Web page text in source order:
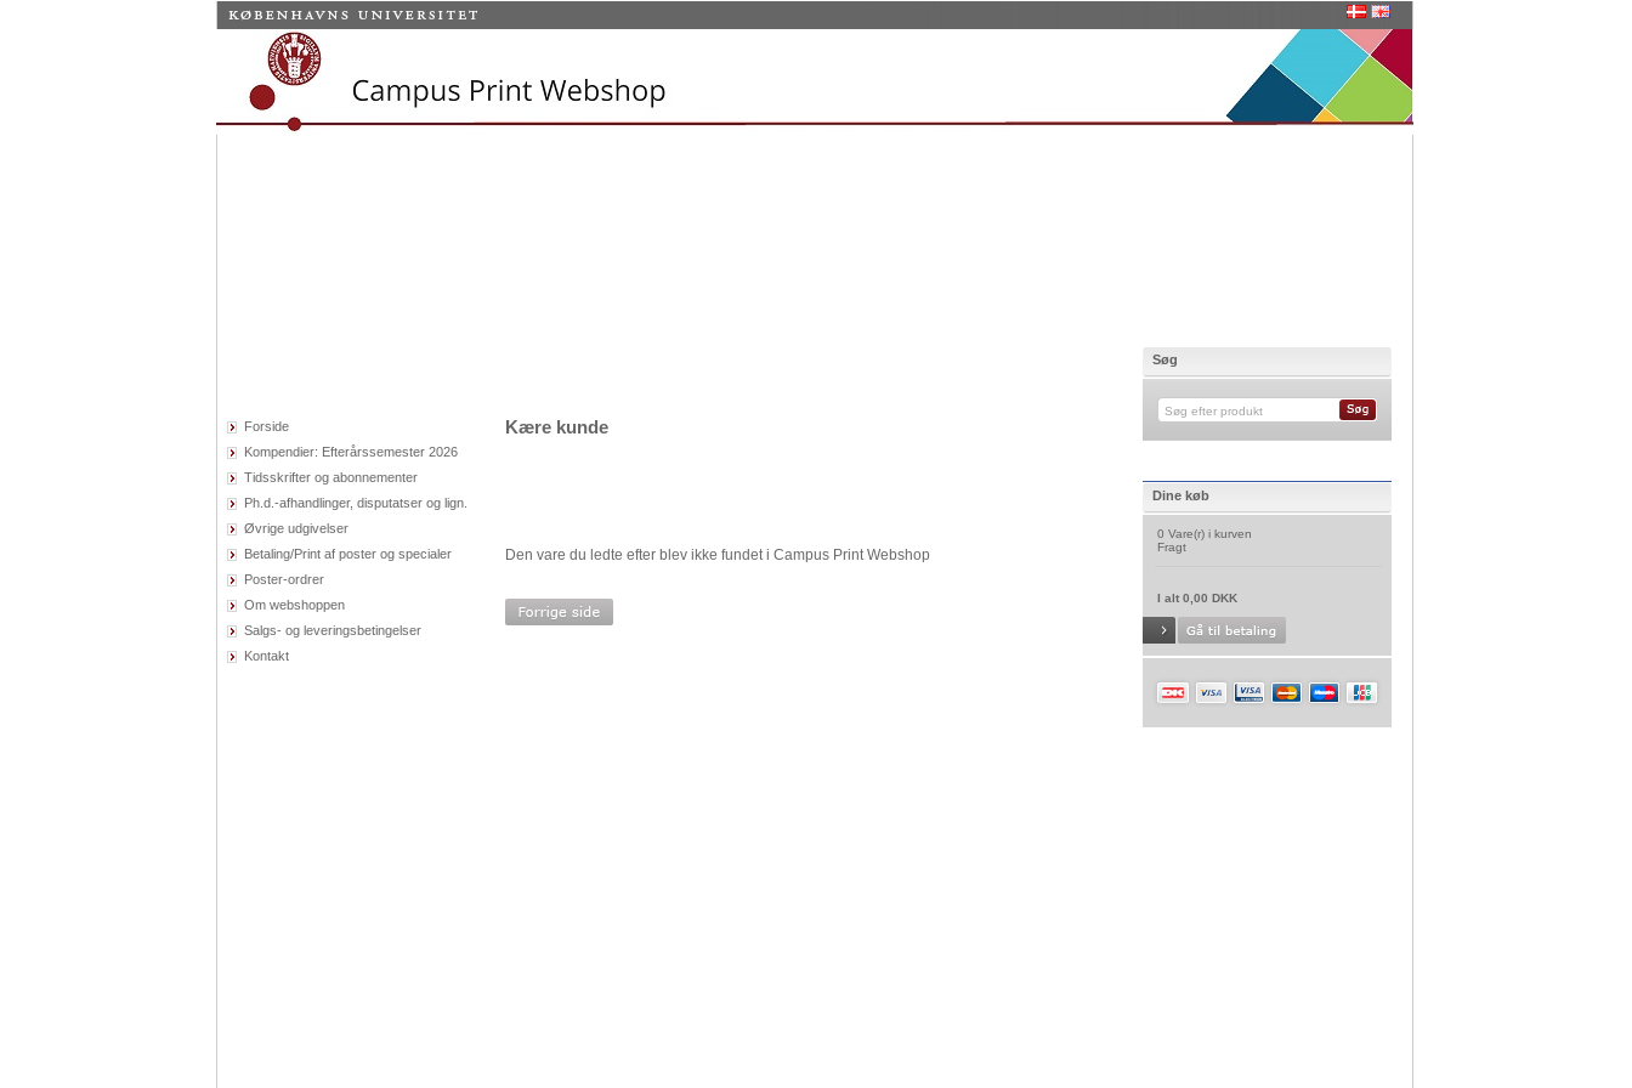
Forside
Kompendier: Efterårssemester 2026
Tidsskrifter og abonnementer
Ph.d.-afhandlinger, disputatser og lign.
Øvrige udgivelser
Betaling/Print af poster og specialer
Poster-ordrer
Om webshoppen
Salgs- og leveringsbetingelser
Kontakt
Kære kunde
Den vare du ledte efter blev ikke fundet i Campus Print Webshop
Søg
Dine køb
0 Vare(r) i kurven
Fragt
I alt 0,00 DKK